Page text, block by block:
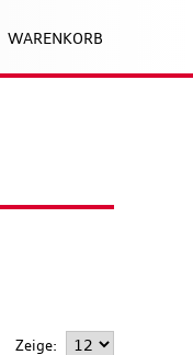
WARENKORB
Zeige